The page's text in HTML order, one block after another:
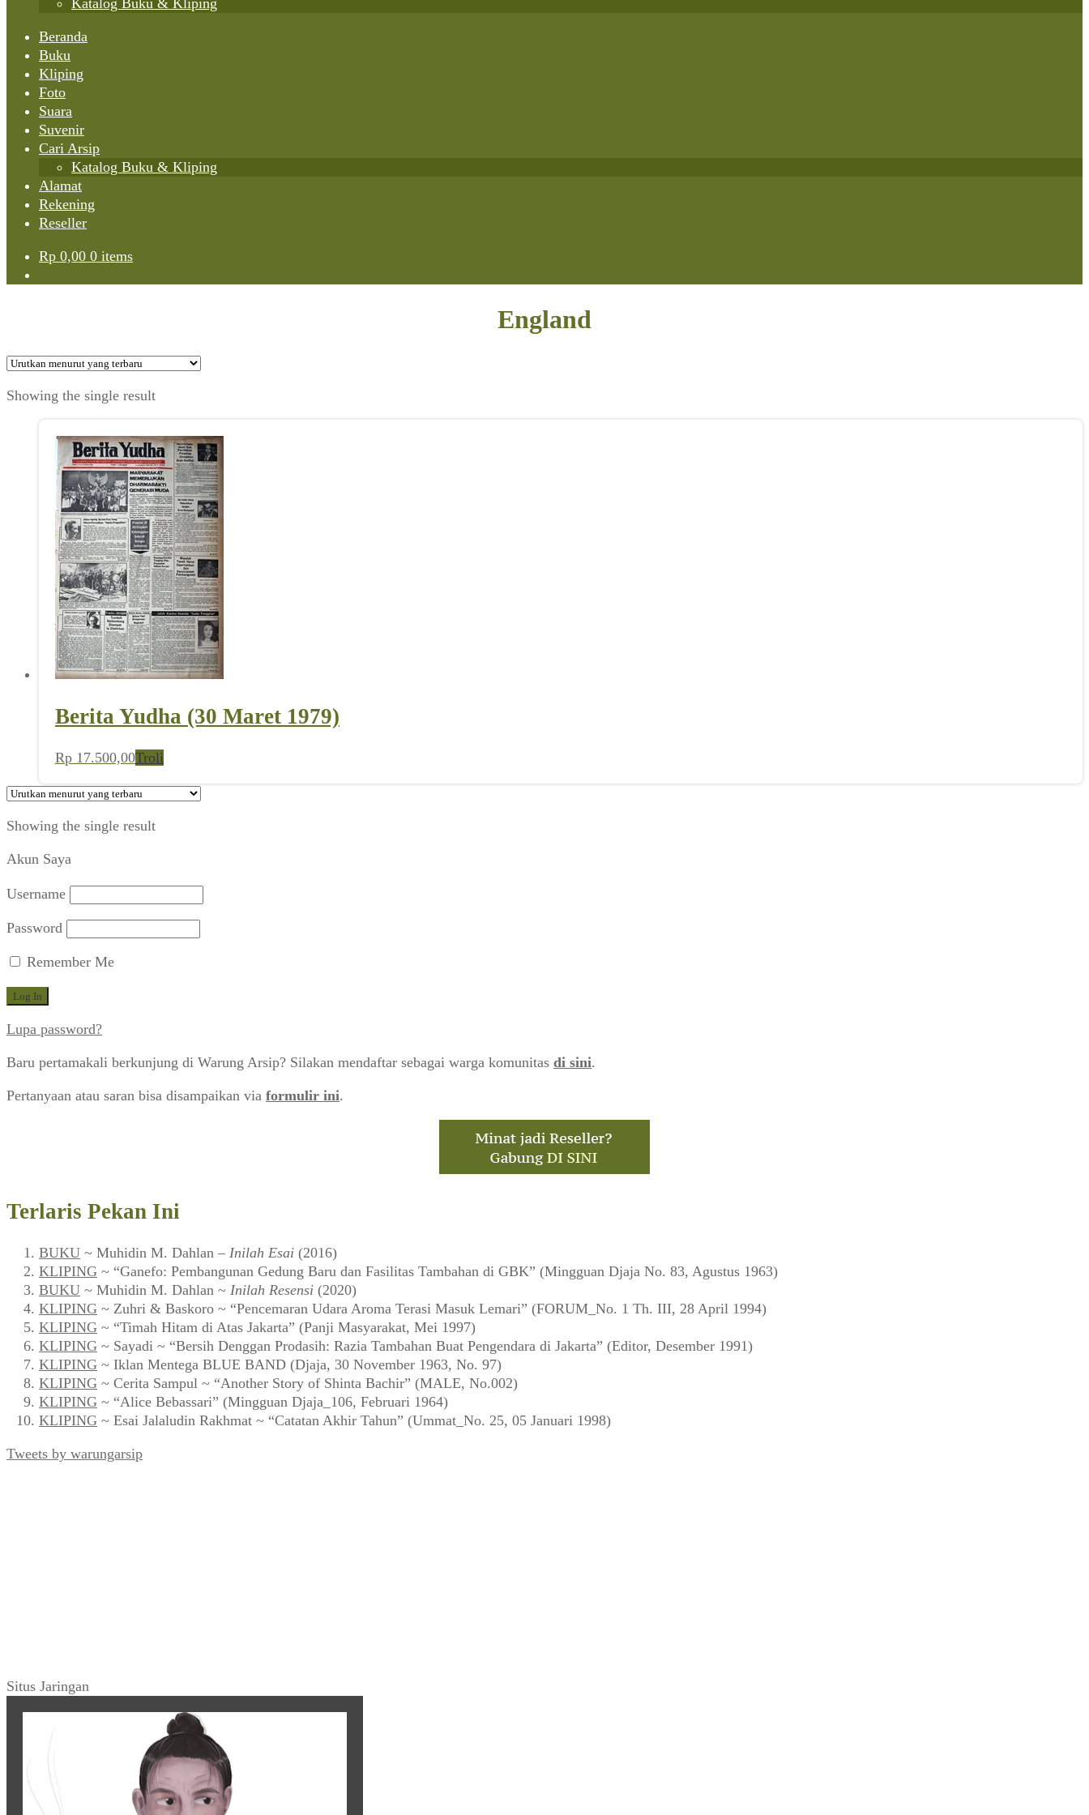
Katalog Buku & Kliping
Beranda
Buku
Kliping
Foto
Suara
Suvenir
Cari Arsip
Katalog Buku & Kliping
Alamat
Rekening
Reseller
Rp 0,00 0 items
England
Showing the single result
Berita Yudha (30 Maret 1979)
Rp 17.500,00Troli
Showing the single result
Akun Saya
Username
Password
Remember Me
Lupa password?
Baru pertamakali berkunjung di Warung Arsip? Silakan mendaftar sebagai warga komunitas di sini.
Pertanyaan atau saran bisa disampaikan via formulir ini.
Terlaris Pekan Ini
BUKU ~ Muhidin M. Dahlan – Inilah Esai (2016)
KLIPING ~ “Ganefo: Pembangunan Gedung Baru dan Fasilitas Tambahan di GBK” (Mingguan Djaja No. 83, Agustus 1963)
BUKU ~ Muhidin M. Dahlan ~ Inilah Resensi (2020)
KLIPING ~ Zuhri & Baskoro ~ “Pencemaran Udara Aroma Terasi Masuk Lemari” (FORUM_No. 1 Th. III, 28 April 1994)
KLIPING ~ “Timah Hitam di Atas Jakarta” (Panji Masyarakat, Mei 1997)
KLIPING ~ Sayadi ~ “Bersih Denggan Prodasih: Razia Tambahan Buat Pengendara di Jakarta” (Editor, Desember 1991)
KLIPING ~ Iklan Mentega BLUE BAND (Djaja, 30 November 1963, No. 97)
KLIPING ~ Cerita Sampul ~ “Another Story of Shinta Bachir” (MALE, No.002)
KLIPING ~ “Alice Bebassari” (Mingguan Djaja_106, Februari 1964)
KLIPING ~ Esai Jalaludin Rakhmat ~ “Catatan Akhir Tahun” (Ummat_No. 25, 05 Januari 1998)
Tweets by warungarsip
Situs Jaringan